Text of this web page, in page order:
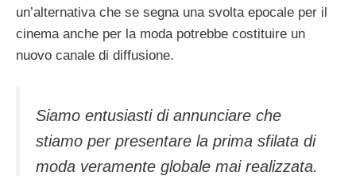
un’alternativa che se segna una svolta epocale per il
cinema anche per la moda potrebbe costituire un
nuovo canale di diffusione.
Siamo entusiasti di annunciare che
stiamo per presentare la prima sfilata di
moda veramente globale mai realizzata.